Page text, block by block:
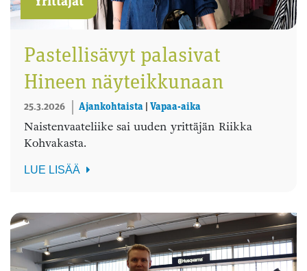
Pastellisävyt palasivat
Hineen näyteikkunaan
25.3.2026 Ajankohtaista Vapaa-aika
Naistenvaateliike sai uuden yrittäjän Riikka
Kohvakasta.
LUE LISÄÄ